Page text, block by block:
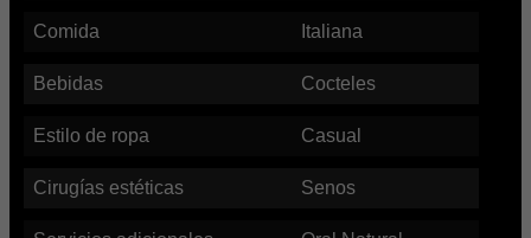
Comida Italiana
Bebidas Cocteles
Estilo de ropa Casual
Cirugías estéticas Senos